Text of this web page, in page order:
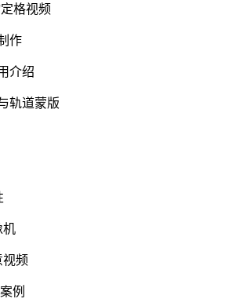
格视频
作
介绍
轨道蒙版
机
视频
例